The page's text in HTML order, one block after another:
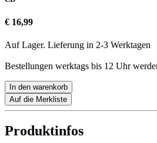
€ 16,99
Auf Lager. Lieferung in 2-3 Werktagen
Bestellungen werktags bis 12 Uhr
In den warenkorb
Auf die Merkliste
Produktinfos